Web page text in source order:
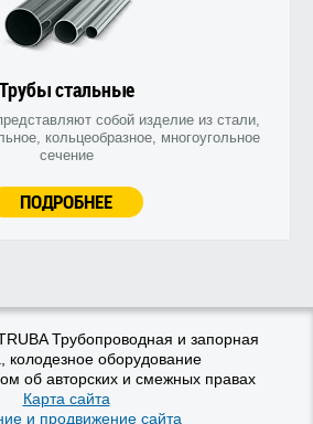
Трубы стальные
собой изделие из стали,
кольцеобразное, многоугольное
сечение
ПОДРОБНЕЕ
Трубопроводная и запорная
колодезное оборудование
об авторских и смежных правах
Карта сайта
и продвижение сайта